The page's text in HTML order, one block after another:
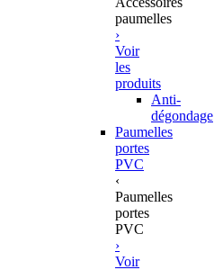
paumelles
›
Voir
les
produits
Anti-
dégondage
Paumelles
portes
PVC
‹
Paumelles
portes
PVC
›
Voir